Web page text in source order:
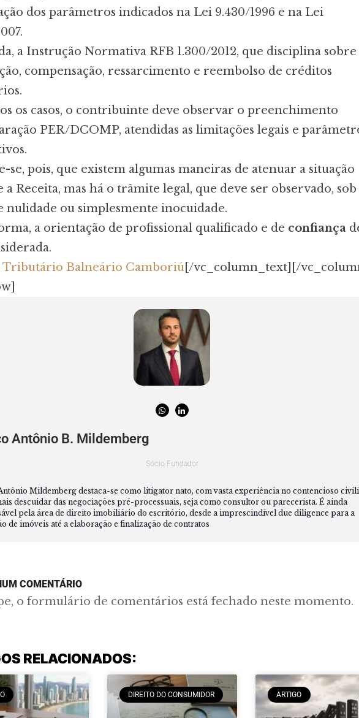
dos parâmetros indicados na Lei 9.430/1996 e na Lei
a Instrução Normativa RFB 1.300/2012, que disciplina sobre
compensação, ressarcimento e reembolso de créditos
os casos, o contribuinte deve observar o preenchimento
PER/DCOMP, atendidas as limitações legais e
se, pois, que existem algumas maneiras de atenuar a situação
a Receita, mas há o trâmite legal, que deve ser observado, sob
nulidade ou simplesmente inocuidade.
a orientação de profissional qualificado e de confiança
Balneário Camboriú [/vc_column_text][/
Antônio B. Mildemberg
Sócio Fundador
Mildemberg destaca-se como litigator nato, com vasta experiência no contencioso
descuidar das negociações pré-processuais, seja como consultor ou parecerista. É ainda
pela área de direito imobiliário do escritório, desde a imprescindível due diligence para a
de imóveis até a elaboração e finalização de contratos
COMENTÁRIO
o formulário de comentários está fechado neste momento.
RELACIONADOS:
DIREITO DO CONSUMIDOR ARTIGO